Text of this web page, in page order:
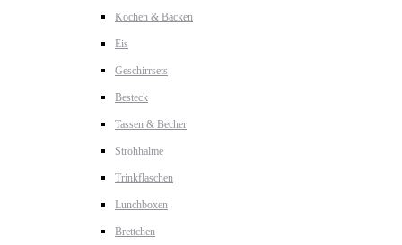
Kochen & Backen
Eis
Geschirrsets
Besteck
Tassen & Becher
Strohhalme
Trinkflaschen
Lunchboxen
Brettchen